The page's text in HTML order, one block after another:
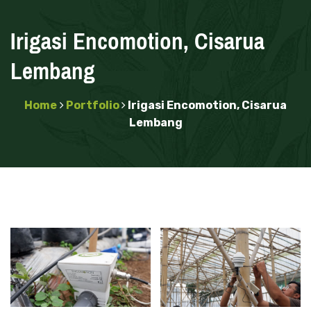
Irigasi Encomotion, Cisarua
Lembang
Home Portfolio
Irigasi Encomotion, Cisarua
Lembang